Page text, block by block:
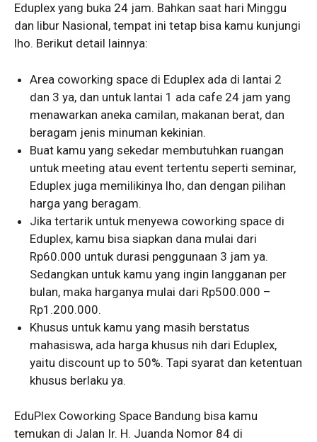
Eduplex yang buka 24 jam. Bahkan saat hari Minggu
dan libur Nasional, tempat ini tetap bisa kamu kunjungi
lho. Berikut detail lainnya:
Area coworking space di Eduplex ada di lantai 2
dan 3 ya, dan untuk lantai 1 ada cafe 24 jam yang
menawarkan aneka camilan, makanan berat, dan
beragam jenis minuman kekinian.
Buat kamu yang sekedar membutuhkan ruangan
untuk meeting atau event tertentu seperti seminar,
Eduplex juga memilikinya lho, dan dengan pilihan
harga yang beragam.
Jika tertarik untuk menyewa coworking space di
Eduplex, kamu bisa siapkan dana mulai dari
Rp60.000 untuk durasi penggunaan 3 jam ya.
Sedangkan untuk kamu yang ingin langganan per
bulan, maka harganya mulai dari Rp500.000 –
Rp1.200.000.
Khusus untuk kamu yang masih berstatus
mahasiswa, ada harga khusus nih dari Eduplex,
yaitu discount up to 50%. Tapi syarat dan ketentuan
khusus berlaku ya.
EduPlex Coworking Space Bandung bisa kamu
temukan di Jalan Ir. H. Juanda Nomor 84 di